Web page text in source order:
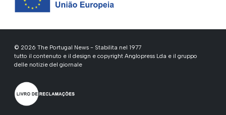
© 2026 The Portugal News - Stabilita nel 1977
tutto il contenuto e il design e copyright Anglopress Lda e il gruppo
delle notizie del giornale